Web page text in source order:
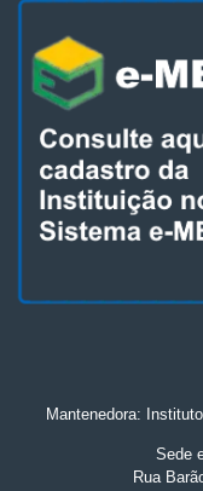
Mantenedora: Instituto.
Sede
Rua